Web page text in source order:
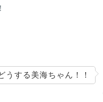
うする美海ちゃん！！